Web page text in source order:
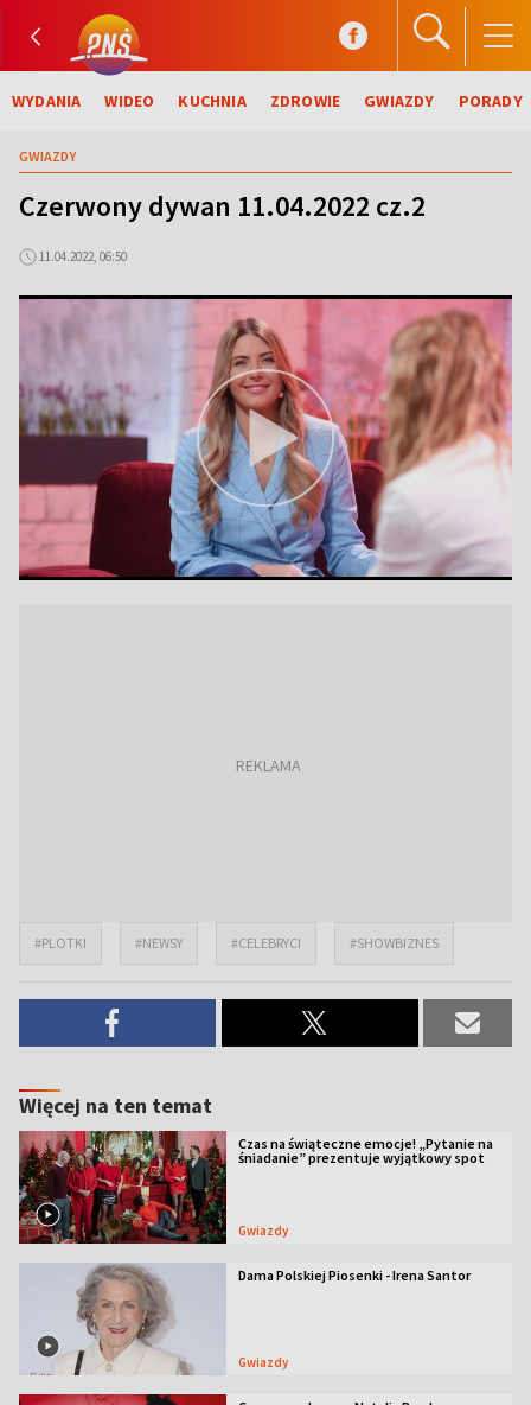
WYDANIA WIDEO KUCHNIA ZDROWIE GWIAZDY PORADY
GWIAZDY
Czerwony dywan 11.04.2022 cz.2
11.04.2022, 06:50
#PLOTKI #NEWSY #CELEBRYCI #SHOWBIZNES
Więcej na ten temat
Czas na świąteczne emocje! „Pytanie na
śniadanie” prezentuje wyjątkowy spot
Gwiazdy
Dama Polskiej Piosenki - Irena Santor
Gwiazdy